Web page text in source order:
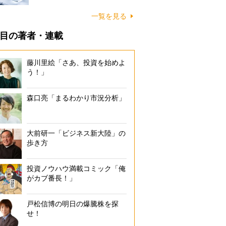
一覧を見る
の著者・連載
藤川里絵「さあ、投資を始めよ
う！」
森口亮「まるわかり市況分析」
大前研一「ビジネス新大陸」の
歩き方
投資ノウハウ満載コミック「俺
がカブ番長！」
戸松信博の明日の爆騰株を探
せ！